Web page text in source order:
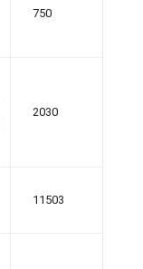
750
2030
11503